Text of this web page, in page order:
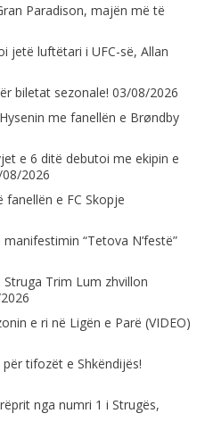
Paradison, majën më të
jetë luftëtari i UFC-së, Allan
biletat sezonale! 03/08/2026
me fanellën e Brøndby
e 6 ditë debutoi me ekipin e
2026
fanellën e FC Skopje
“Tetova N’festë”
Trim Lum zhvillon
e ri në Ligën e Parë (VIDEO)
tifozët e Shkëndijës!
nga numri 1 i Strugës,